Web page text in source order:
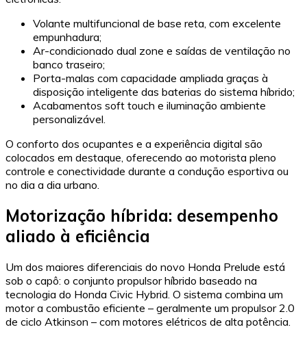
Volante multifuncional de base reta, com excelente
empunhadura;
Ar-condicionado dual zone e saídas de ventilação no
banco traseiro;
Porta-malas com capacidade ampliada graças à
disposição inteligente das baterias do sistema híbrido;
Acabamentos soft touch e iluminação ambiente
personalizável.
O conforto dos ocupantes e a experiência digital são
colocados em destaque, oferecendo ao motorista pleno
controle e conectividade durante a condução esportiva ou
no dia a dia urbano.
Motorização híbrida: desempenho
aliado à eficiência
Um dos maiores diferenciais do novo Honda Prelude está
sob o capô: o conjunto propulsor híbrido baseado na
tecnologia do Honda Civic Hybrid. O sistema combina um
motor a combustão eficiente – geralmente um propulsor 2.0
de ciclo Atkinson – com motores elétricos de alta potência.